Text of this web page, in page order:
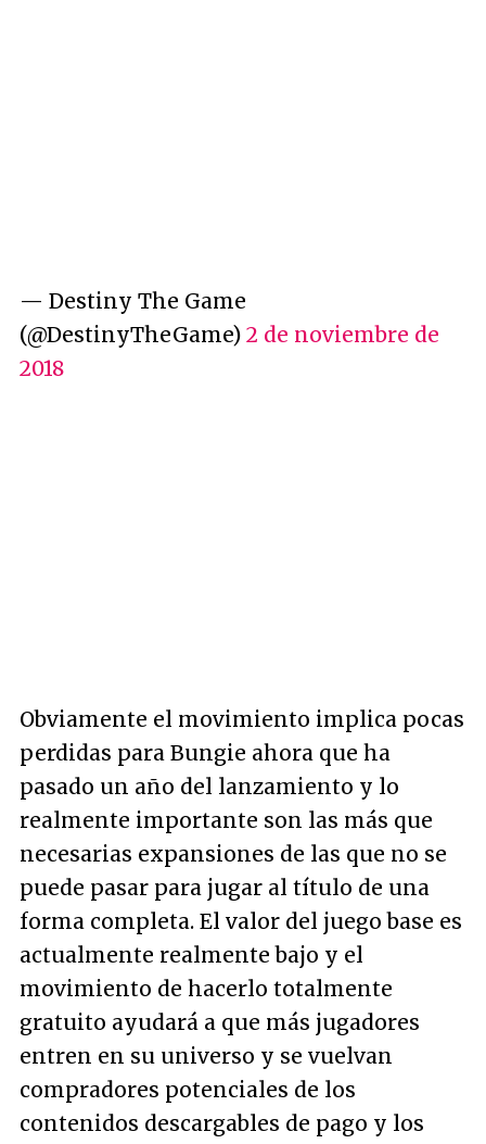
— Destiny The Game
(@DestinyTheGame) 2 de noviembre de
2018
Obviamente el movimiento implica pocas
perdidas para Bungie ahora que ha
pasado un año del lanzamiento y lo
realmente importante son las más que
necesarias expansiones de las que no se
puede pasar para jugar al título de una
forma completa. El valor del juego base es
actualmente realmente bajo y el
movimiento de hacerlo totalmente
gratuito ayudará a que más jugadores
entren en su universo y se vuelvan
compradores potenciales de los
contenidos descargables de pago y los